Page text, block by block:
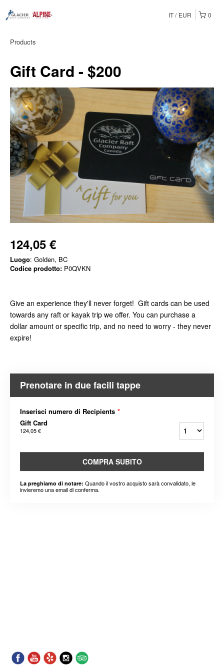
0
IT EUR
Products
Gift Card - $200
124,05 €
Luogo: Golden, BC
Codice prodotto: P0QVKN
Give an experience they'll never forget! Gift cards can be used
towards any raft or kayak trip we offer. You can purchase a
dollar amount or specific trip, and no need to worry - they never
expire!
Prenotare in due facili tappe
Inserisci numero di Recipients *
Gift Card
124,05 €
COMPRA SUBITO
La preghiamo di notare: Quando il vostro acquisto sarà convalidato, le
invieremo una email di conferma.